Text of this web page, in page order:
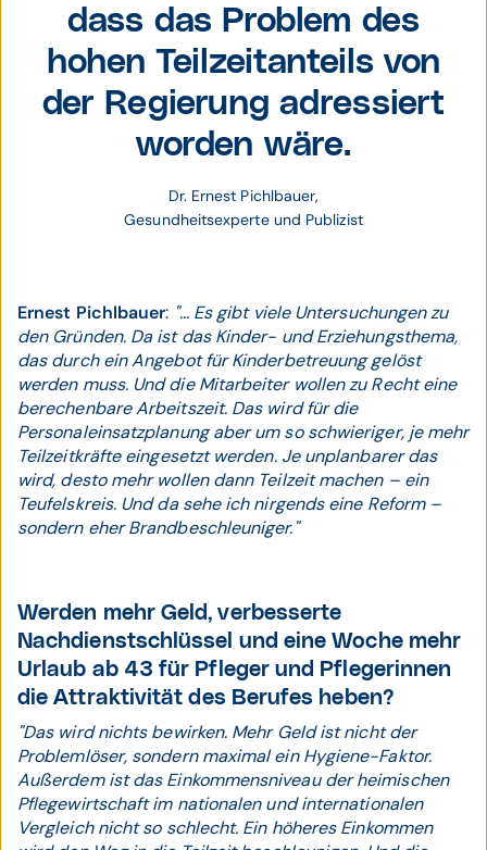
dass das Problem des
hohen Teilzeitanteils von
der Regierung adressiert
worden wäre.
Dr. Ernest Pichlbauer,
Gesundheitsexperte und Publizist
Ernest Pichlbauer: "... Es gibt viele Untersuchungen zu
den Gründen. Da ist das Kinder- und Erziehungsthema,
das durch ein Angebot für Kinderbetreuung gelöst
werden muss. Und die Mitarbeiter wollen zu Recht eine
berechenbare Arbeitszeit. Das wird für die
Personaleinsatzplanung aber um so schwieriger, je mehr
Teilzeitkräfte eingesetzt werden. Je unplanbarer das
wird, desto mehr wollen dann Teilzeit machen – ein
Teufelskreis. Und da sehe ich nirgends eine Reform –
sondern eher Brandbeschleuniger."
Werden mehr Geld, verbesserte
Nachdienst­schlüssel und eine Woche mehr
Urlaub ab 43 für Pfleger und Pflegerinnen
die Attraktivität des Berufes heben?
"Das wird nichts bewirken. Mehr Geld ist nicht der
Problemlöser, sondern maximal ein Hygiene-Faktor.
Außerdem ist das Einkommensniveau der heimischen
Pflegewirtschaft im nationalen und internationalen
Vergleich nicht so schlecht. Ein höheres Einkommen